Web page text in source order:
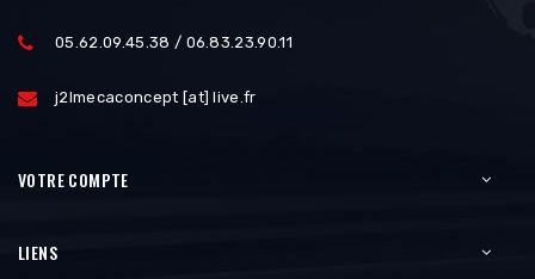
05.62.09.45.38 / 06.83.23.90.11
j2lmecaconcept [at] live.fr
VOTRE COMPTE
LIENS